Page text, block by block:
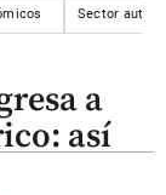
Sector
a
así